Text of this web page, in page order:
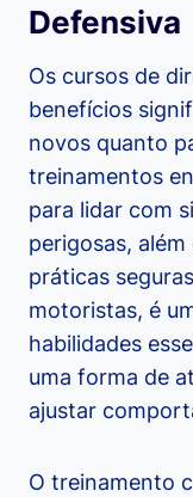
Defensiva
Os cursos de
benefícios
novos quanto
treinamentos
para lidar com
perigosas,
práticas
motoristas, é
habilidades
uma forma de
ajustar
O treinamento